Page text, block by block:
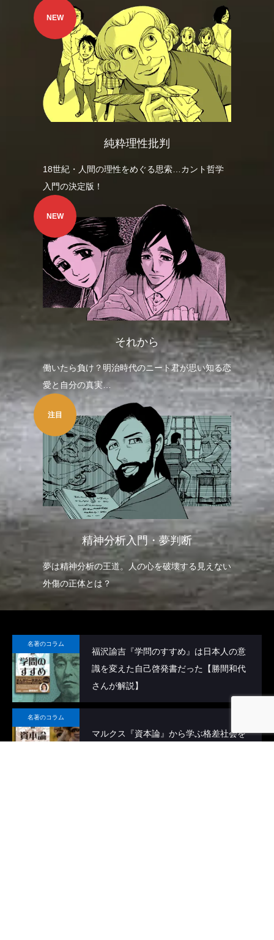
NEW
純粋理性批判
18世紀・人間の理性をめぐる思索…カント哲学
入門の決定版！
NEW
それから
働いたら負け？明治時代のニート君が思い知る恋
愛と自分の真実…
注目
精神分析入門・夢判断
夢は精神分析の王道。人の心を破壊する見えない
外傷の正体とは？
名著のコラム
福沢諭吉『学問のすすめ』は日本人の意
識を変えた自己啓発書だった【勝間和代
さんが解説】
名著のコラム
マルクス『資本論』から学ぶ格差社会を